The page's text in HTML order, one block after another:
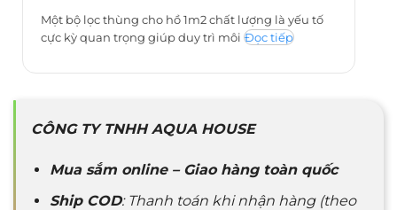
Một bộ lọc thùng cho hồ 1m2 chất lượng là yếu tố
cực kỳ quan trọng giúp duy trì môi Đọc tiếp
CÔNG TY TNHH AQUA HOUSE
Mua sắm online – Giao hàng toàn quốc
Ship COD: Thanh toán khi nhận hàng (theo